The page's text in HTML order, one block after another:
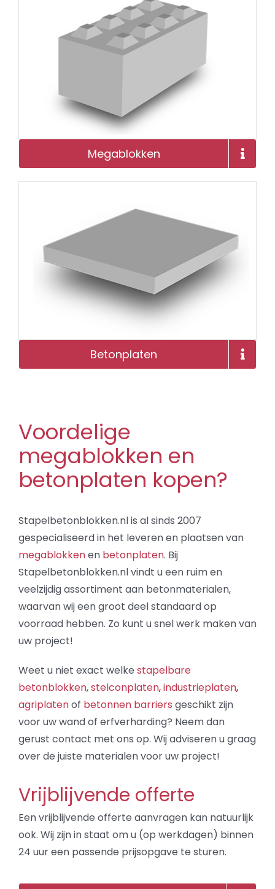
Projecten
Contact
Megablokken
Betonplaten
Voordelige
megablokken en
betonplaten kopen?
Stapelbetonblokken.nl is al sinds 2007
gespecialiseerd in het leveren en plaatsen van
megablokkenen betonplaten. Bij
Stapelbetonblokken.nl vindt u een ruim en
veelzijdig assortiment aan betonmaterialen,
waarvan wij een groot deel standaard op
voorraad hebben. Zo kunt u snel werk maken van
uw project!
Weet u niet exact welke stapelbare
betonblokken,stelconplaten,industrieplaten,
agriplatenof betonnen barriers geschikt zijn
voor uw wand of erfverharding? Neem dan
gerust contact met ons op. Wij adviseren u graag
over de juiste materialen voor uw project!
Vrijblijvende offerte
Een vrijblijvende offerte aanvragen kan natuurlijk
ook. Wij zijn in staat om u (op werkdagen) binnen
24 uur een passende prijsopgave te sturen.